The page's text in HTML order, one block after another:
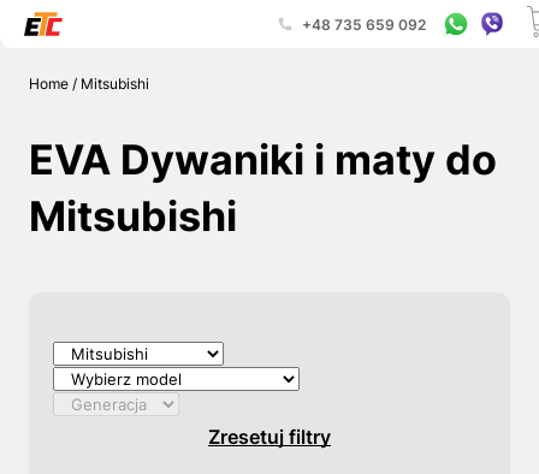
+48 735 659 092
Home/ Mitsubishi
EVA Dywaniki i maty do
Mitsubishi
Zresetuj filtry